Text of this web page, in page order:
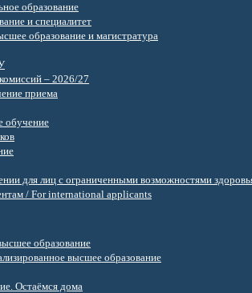
образование
и специалитет
образование и магистратура
– 2026/27
приема
обучение
для лиц с ограниченными возможностями
/ For international applicants
образование
высшее образование
Остаёмся дома